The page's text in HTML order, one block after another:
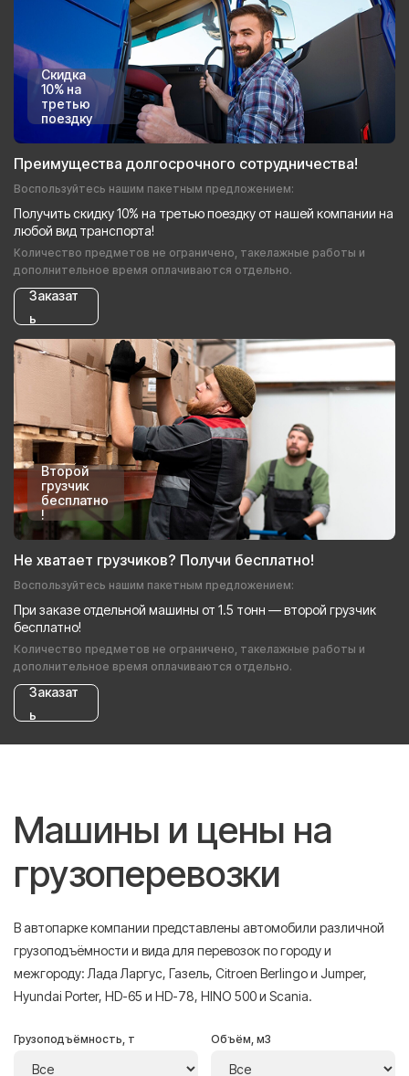
Скидка
10% на
третью
поездку
Преимущества долгосрочного сотрудничества!
Воспользуйтесь нашим пакетным предложением:
Получить скидку 10% на третью поездку от нашей компании на
любой вид транспорта!
Количество предметов не ограничено, такелажные работы и
дополнительное время оплачиваются отдельно.
Заказат
ь
Второй
грузчик
бесплатно
!
Не хватает грузчиков? Получи бесплатно!
Воспользуйтесь нашим пакетным предложением:
При заказе отдельной машины от 1.5 тонн — второй грузчик
бесплатно!
Количество предметов не ограничено, такелажные работы и
дополнительное время оплачиваются отдельно.
Заказат
ь
Машины и цены на
грузоперевозки
В автопарке компании представлены автомобили различной
грузоподъёмности и вида для перевозок по городу и
межгороду: Лада Ларгус, Газель, Citroen Berlingo и Jumper,
Hyundai Porter, HD-65 и HD-78, HINO 500 и Scania.
Грузоподъёмность, т Объём, м3